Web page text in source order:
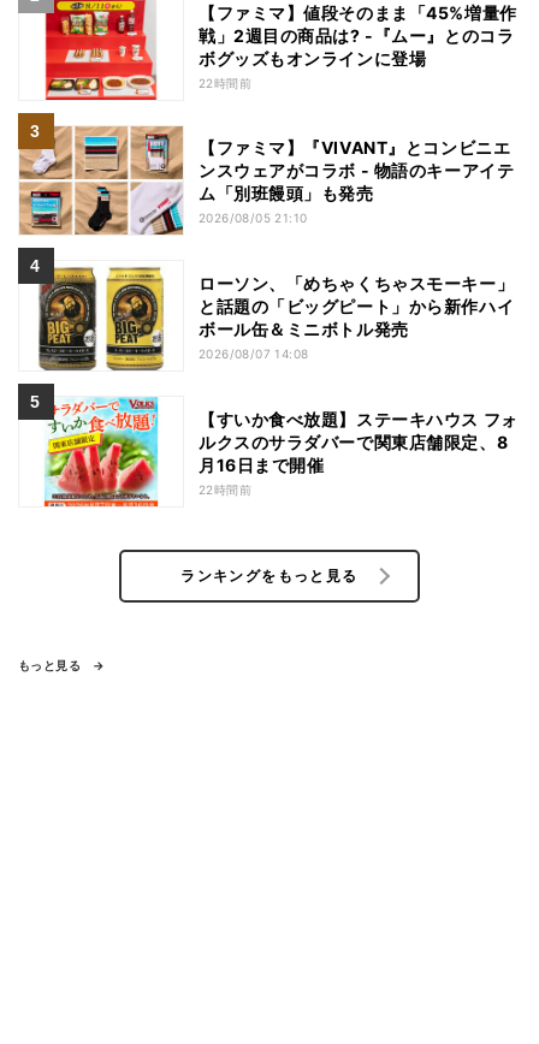
【ファミマ】値段そのまま「45%増量作
戦」2週目の商品は? -『ムー』とのコラ
ボグッズもオンラインに登場
22時間前
【ファミマ】『VIVANT』とコンビニエ
ンスウェアがコラボ - 物語のキーアイテ
ム「別班饅頭」も発売
2026/08/05 21:10
ローソン、「めちゃくちゃスモーキー」
と話題の「ビッグピート」から新作ハイ
ボール缶＆ミニボトル発売
2026/08/07 14:08
【すいか食べ放題】ステーキハウス フォ
ルクスのサラダバーで関東店舗限定、8
月16日まで開催
22時間前
ランキングをもっと見る
もっと見る